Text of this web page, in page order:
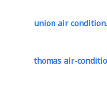
union air
thomas air-